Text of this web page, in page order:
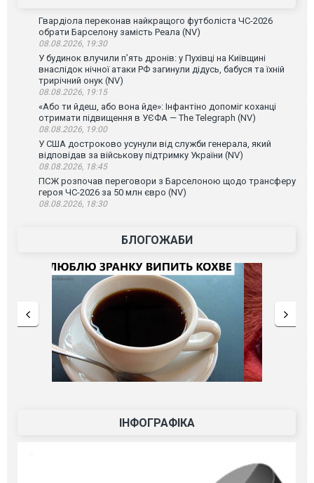
Гвардіола переконав найкращого футболіста ЧС-2026
обрати Барселону замість Реала (NV)
08.08.2026, 19:30
У будинок влучили п’ять дронів: у Пухівці на Київщині
внаслідок нічної атаки РФ загинули дідусь, бабуся та їхній
трирічний онук (NV)
08.08.2026, 19:15
«Або ти йдеш, або вона йде»: Інфантіно допоміг коханці
отримати підвищення в УЄФА — The Telegraph (NV)
08.08.2026, 19:00
У США достроково усунули від служби генерала, який
відповідав за військову підтримку України (NV)
08.08.2026, 18:45
ПСЖ розпочав переговори з Барселоною щодо трансферу
героя ЧС-2026 за 50 млн євро (NV)
08.08.2026, 18:30
БЛОГОЖАБИ
ІНФОГРАФІКА